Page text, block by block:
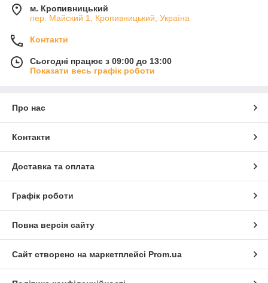
м. Кропивницький
пер. Майский 1, Кропивницький, Україна
Контакти
Сьогодні працює з 09:00 до 13:00
Показати весь графік роботи
Про нас
Контакти
Доставка та оплата
Графік роботи
Повна версія сайту
Сайт створено на маркетплейсі Prom.ua